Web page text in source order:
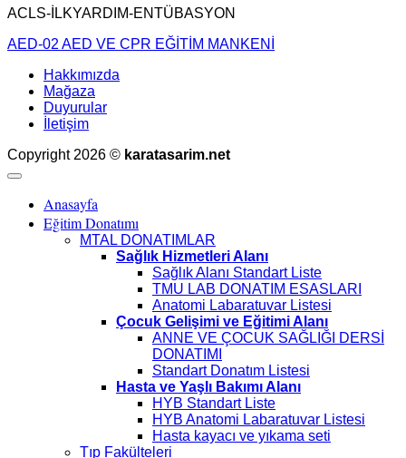
ACLS-İLKYARDIM-ENTÜBASYON
AED-02 AED VE CPR EĞİTİM MANKENİ
Hakkımızda
Mağaza
Duyurular
İletişim
Copyright 2026 © karatasarim.net
Anasayfa
Eğitim Donatımı
MTAL DONATIMLAR
Sağlık Hizmetleri Alanı
Sağlık Alanı Standart Liste
TMU LAB DONATIM ESASLARI
Anatomi Labaratuvar Listesi
Çocuk Gelişimi ve Eğitimi Alanı
ANNE VE ÇOCUK SAĞLIĞI DERSİ
DONATIMI
Standart Donatım Listesi
Hasta ve Yaşlı Bakımı Alanı
HYB Standart Liste
HYB Anatomi Labaratuvar Listesi
Hasta kayacı ve yıkama seti
Tıp Fakülteleri